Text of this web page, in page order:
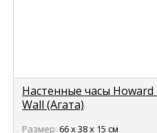
Настенные часы
Wall (Агата)
Размер: 66 х 38 х 15 см